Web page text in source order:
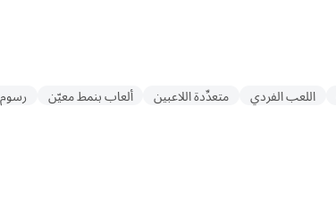
اللعب الفردي متعدِّدة اللاعبين ألعاب بنمط معيّن